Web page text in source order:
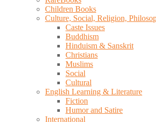
Children Books
Culture, Social, Religion,
Caste Issues
Buddhism
Hinduism & Sanskrit
Christians
Muslims
Social
Cultural
English Learning & Literature
Fiction
Humor and Satire
International